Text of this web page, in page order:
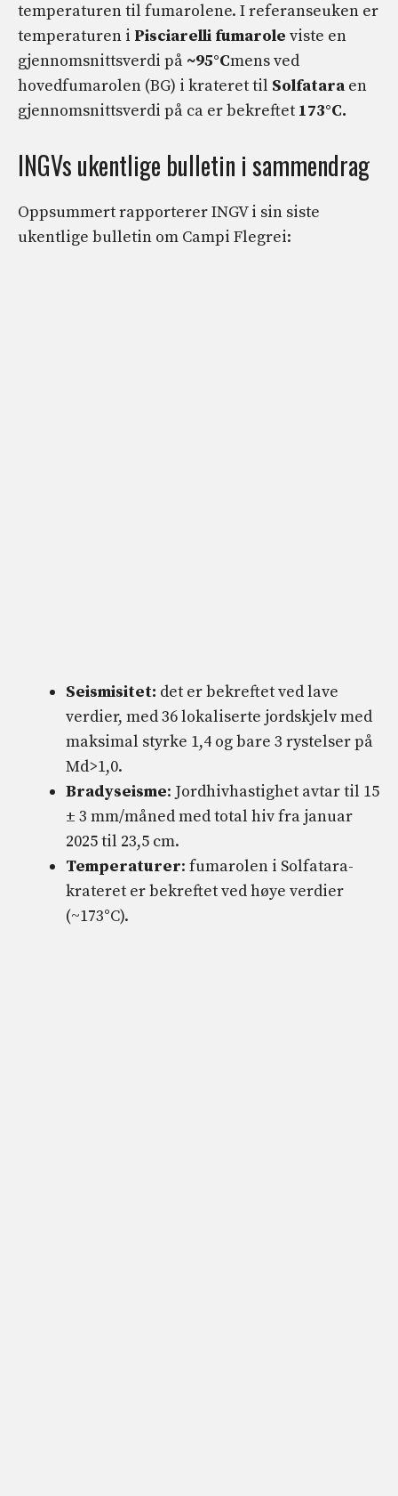
temperaturen til fumarolene. I referanseuken er
temperaturen i Pisciarelli fumarole viste en
gjennomsnittsverdi på ~95°Cmens ved
hovedfumarolen (BG) i krateret til Solfatara en
gjennomsnittsverdi på ca er bekreftet 173°C.
INGVs ukentlige bulletin i sammendrag
Oppsummert rapporterer INGV i sin siste
ukentlige bulletin om Campi Flegrei:
Seismisitet: det er bekreftet ved lave
verdier, med 36 lokaliserte jordskjelv med
maksimal styrke 1,4 og bare 3 rystelser på
Md>1,0.
Bradyseisme: Jordhivhastighet avtar til 15
± 3 mm/måned med total hiv fra januar
2025 til 23,5 cm.
Temperaturer: fumarolen i Solfatara-
krateret er bekreftet ved høye verdier
(~173°C).